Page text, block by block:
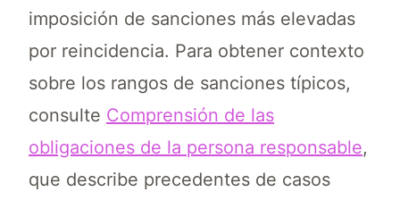
imposición de sanciones más elevadas
por reincidencia. Para obtener contexto
sobre los rangos de sanciones típicos,
consulte Comprensión de las
obligaciones de la persona responsable,
que describe precedentes de casos